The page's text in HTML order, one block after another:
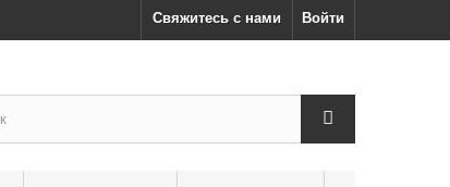
Войти
Свяжитесь с нами